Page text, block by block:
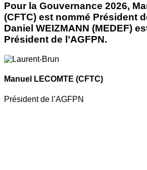
Pour la Gouvernance 2026,
(CFTC) est nommé Président
Daniel WEIZMANN (MEDEF)
Président de l’AGFPN.
Manuel LECOMTE (CFTC)
Président de l’AGFPN